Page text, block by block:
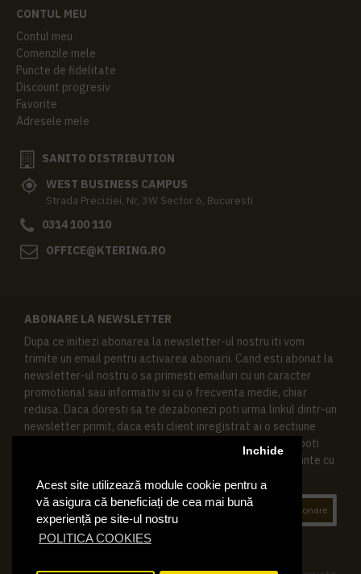
Acest site utilizează module cookie pentru a
vă asigura că beneficiați de cea mai bună
experiență pe site-ul nostru
POLITICA COOKIES
Inchide
CONTUL MEU
Contul meu
Comenzile mele
Puncte de fidelitate
Discount progresiv
Favorite
Adresele mele
SANITO DISTRIBUTION
WEST BUSINESS CAMPUS
Strada Preciziei, Nr, 3W Sector 6, Bucuresti
0314 100 110
OFFICE@KTERING.RO
ABONARE LA NEWSLETTER
Dupa ce initiezi abonarea la newsletter-ul nostru iti vom
trimite un email pentru activarea abonarii. Cand esti abonat la
newsletter-ul nostru o sa primesti emailuri cu un caracter
promotional sau informativ si cu o frecventa medie, chiar
redusa. Daca doresti sa te dezabonezi poti urma linkul dintr-un
newsletter primit, daca esti client inregistrat ai o sectiune
speciala in contul tau in acest scop, si de asemenea ne poti
contacta oricand pe email pentru orice intrebari sau cerinte cu
Abonare